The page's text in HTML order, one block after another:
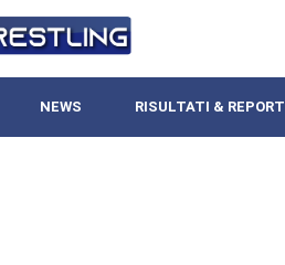
NEWS RISULTATI & REPORT